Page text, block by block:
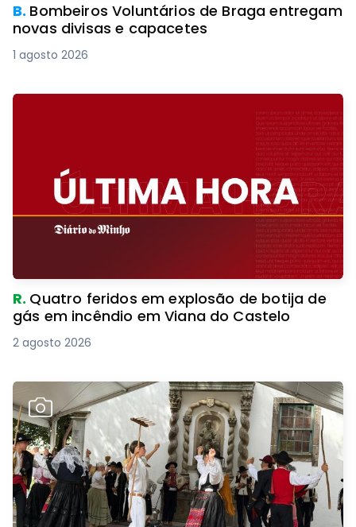
B. Bombeiros Voluntários de Braga entregam
novas divisas e capacetes
1 agosto 2026
R. Quatro feridos em explosão de botija de
gás em incêndio em Viana do Castelo
2 agosto 2026